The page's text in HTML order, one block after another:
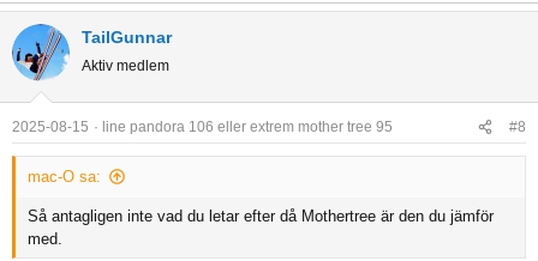
TailGunnar
Aktiv medlem
2025-08-15 line pandora 106 eller extrem mother tree 95 #8
mac-O sa:
Så antagligen inte vad du letar efter då Mothertree är den du jämför
med.